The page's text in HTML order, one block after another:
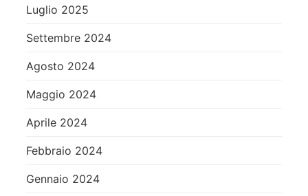
Luglio 2025
Settembre 2024
Agosto 2024
Maggio 2024
Aprile 2024
Febbraio 2024
Gennaio 2024